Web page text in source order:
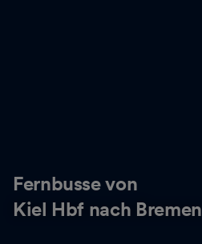
Fernbusse von
Kiel Hbf nach Bremen